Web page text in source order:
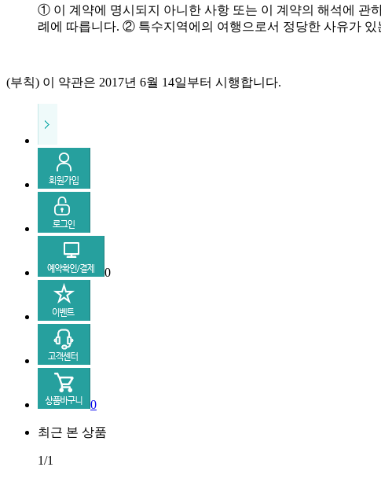
① 이 계약에 명시되지 아니한 사항 또는 이 계약의 해석에 관
례에 따릅니다. ② 특수지역에의 여행으로서 정당한 사유가
(부칙) 이 약관은 2017년 6월 14일부터 시행합니다.
0
0
최근 본 상품
1/1